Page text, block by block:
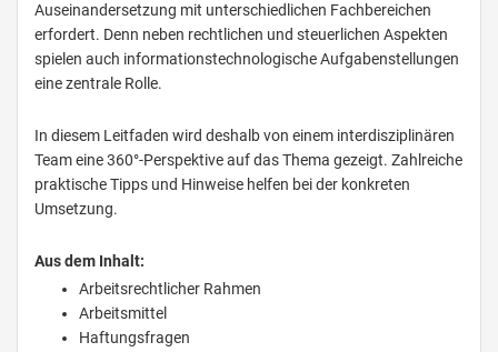
Auseinandersetzung mit unterschiedlichen Fachbereichen
erfordert. Denn neben rechtlichen und steuerlichen Aspekten
spielen auch informationstechnologische Aufgabenstellungen
eine zentrale Rolle.
In diesem Leitfaden wird deshalb von einem interdisziplinären
Team eine 360°-Perspektive auf das Thema gezeigt. Zahlreiche
praktische Tipps und Hinweise helfen bei der konkreten
Umsetzung.
Aus dem Inhalt:
Arbeitsrechtlicher Rahmen
Arbeitsmittel
Haftungsfragen